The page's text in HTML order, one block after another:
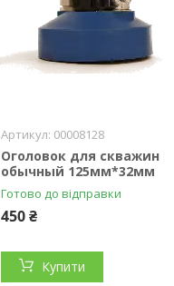
00008128
Оголовок для скважин
обычный 125мм*32мм
Готово до відправки
450 ₴
Купити